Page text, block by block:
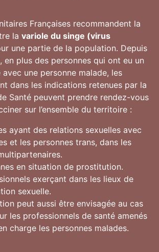
Françaises recommandent la
la variole du singe (virus
une partie de la population. Depuis
en plus des personnes qui ont eu un
une personne malade, les
dans les indications retenues par la
Santé peuvent prendre rendez-vous
sur l’ensemble du territoire :
ayant des relations sexuelles avec
et les personnes trans, dans les
en situation de prostitution.
exerçant dans les lieux de
sexuelle.
peut aussi être envisagée au cas
les professionnels de santé amenés
charge les personnes malades.